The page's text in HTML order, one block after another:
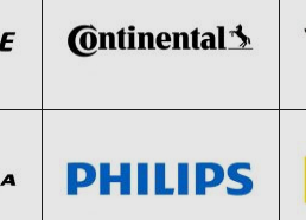
Clic și Vezi Ofertele!